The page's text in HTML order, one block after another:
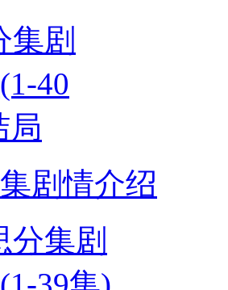
剧情介绍